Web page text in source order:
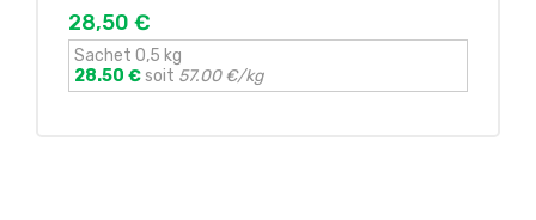
28,50 €
Sachet 0,5 kg
28.50 €soit 57.00 €/kg